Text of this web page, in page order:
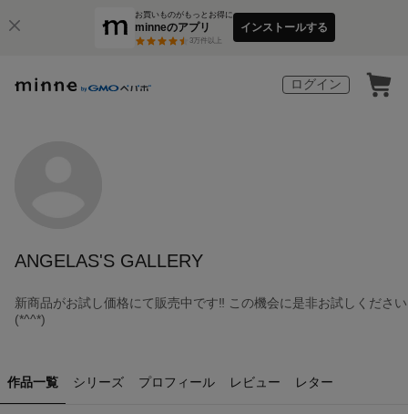
お買いものがもっとお得に
minneのアプリ
3万件以上
インストールする
ログイン
ANGELAS'S GALLERY
新商品がお試し価格にて販売中です‼ この機会に是非お試しください
(*^^*)
作品一覧 シリーズ プロフィール レビュー レター